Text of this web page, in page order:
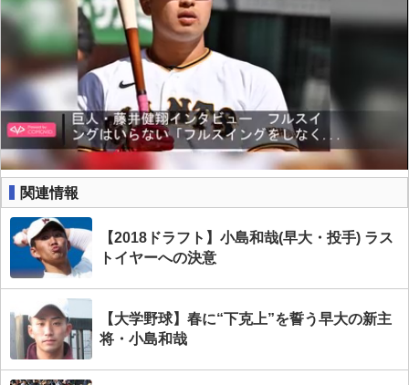
関連情報
【2018ドラフト】小島和哉(早大・投手) ラス
トイヤーへの決意
【大学野球】春に“下克上”を誓う早大の新主
将・小島和哉